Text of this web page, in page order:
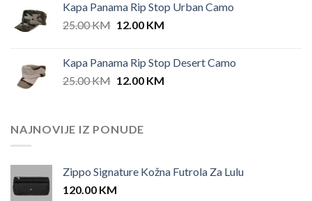
Kapa Panama Rip Stop Urban Camo
25.00KM Original
25.00 KM.
12.00 KMCurrent
12.00 KM.
Kapa Panama Rip Stop Desert Camo
25.00KM Original
25.00 KM.
12.00 KMCurrent
NAJNOVIJE IZ PONUDE
Zippo Signature Kožna Futrola Za Lulu
120.00 KM